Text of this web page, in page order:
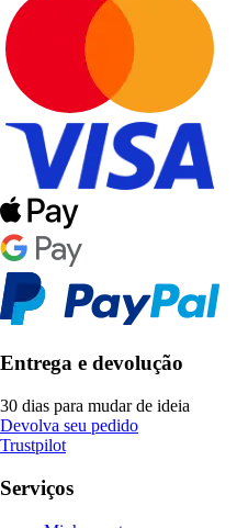
Entrega e devolução
30 dias para mudar de ideia
Devolva seu pedido
Trustpilot
Serviços